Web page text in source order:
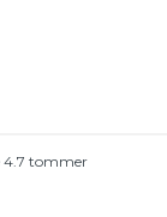
4.7 tommer